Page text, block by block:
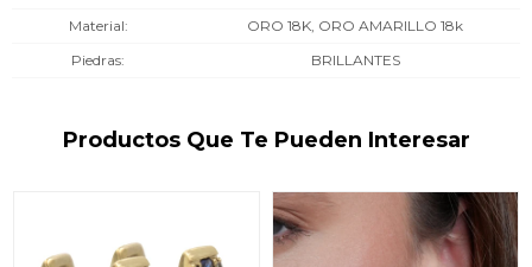
Material
ORO 18K, ORO AMARILLO 18k
Piedras
BRILLANTES
Productos Que Te Pueden Interesar